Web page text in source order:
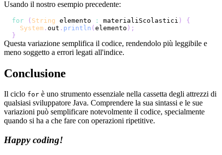
Usando il nostro esempio precedente:
for ( String elemento : materialiScolastici )
{
System . out . println (elemento ) ;
}
Questa variazione semplifica il codice, rendendolo più leggibile e
meno soggetto a errori legati all'indice.
Conclusione
Il ciclo for è uno strumento essenziale nella cassetta degli attrezzi di
qualsiasi sviluppatore Java. Comprendere la sua sintassi e le sue
variazioni può semplificare notevolmente il codice, specialmente
quando si ha a che fare con operazioni ripetitive.
Happy coding!